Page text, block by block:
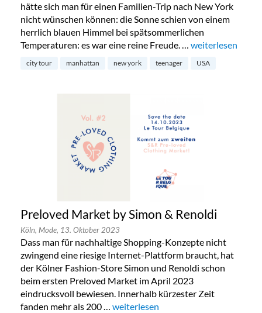
hätte sich man für einen Familien-Trip nach New York
nicht wünschen können: die Sonne schien von einem
herrlich blauen Himmel bei spätsommerlichen
Temperaturen: es war eine reine Freude. … „New York mit
weiterlesen
city tour manhattan new york teenager USA
Preloved Market by Simon & Renoldi
Köln, Mode, 13. Oktober 2023
Dass man für nachhaltige Shopping-Konzepte nicht
zwingend eine riesige Internet-Plattform braucht, hat
der Kölner Fashion-Store Simon und Renoldi schon
beim ersten Preloved Market im April 2023
eindrucksvoll bewiesen. Innerhalb kürzester Zeit
fanden mehr als 200 … „Preloved Market by Simon &
weiterlesen